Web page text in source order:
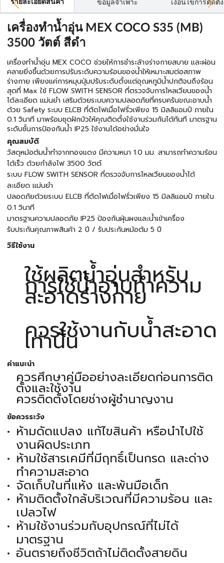
รายละเอียดสินค้า ข้อมูลจำเพาะ เงื่อนไขการติดตั้ง
เครื่องทำน้ำอุ่น MEX COCO S35 (MB)
3500 วัตต์ สีดำ
เครื่องทำน้ำอุ่น MEX COCO ช่วยให้การชำระล้างร่างกายสบาย และผ่อน
คลายยิ่งขึ้นด้วยการปรับระดับความร้อนของน้ำให้เหมาะสมต่อสภาพ
ร่างกาย เพียงแค่การหมุนปุ่มปรับระดับตั้งแต่อุณหภูมิน้ำปกติจนถึงร้อน
สุดที่ Max ใช้ FLOW SWITH SENSOR ที่ตรวจจับการไหลเวียนของน้ำ
ได้ละเอียด แม่นยำ เสริมด้วยระบบความปลอดภัยที่ครบครันขณะอาบน้ำ
ด้วย Safety ระบบ ELCB ที่ตัดไฟเมื่อไฟรั่วเพียง 15 มิลลิแอมป์ ภายใน
0.1 วินาที มาพร้อมชุดฝักบัวให้คุณติดตั้งใช้งานร่วมกันได้ทันที มาตรฐาน
ระดับชั้นการป้องกันน้ำ IP25 ใช้งานได้อย่างมั่นใจ
คุณสมบัติ
วัสดุหม้อต้มน้ำทำจากทองแดง มีความหนา 1.0 มม. สามารถทำความร้อน
ได้เร็ว ด้วยกำลังไฟ 3500 วัตต์
ระบบ FLOW SWITH SENSOR ที่ตรวจจับการไหลเวียนของน้ำได้
ละเอียด แม่นยำ
ปลอดภัยด้วยระบบ ELCB ที่ตัดไฟเมื่อไฟรั่วเพียง 15 มิลลิแอมป์ ภายใน
0.1 วินาที
มาตรฐานความปลอดภัย IP25 ป้องกันฝุ่นผงและน้ำเข้าเครื่อง
รับประกันคุณภาพสินค้า 2 ปี / รับประกันหม้อต้ม 5 ปี
วิธีใช้งาน
ใช้ผลิตน้ำอุ่นสำหรับ
การใช้น้ำอาบทำความ
สะอาดร่างกาย
ควรใช้งานกับน้ำสะอาด
เท่านั้น
คำแนะนำ
ควรศึกษาคู่มืออย่างละเอียดก่อนการติด
ตั้งและใช้งาน
ควรติดตั้งโดยช่างผู้ชำนาญงาน
ข้อควรระวัง
ห้ามดัดแปลง แก้ไขสินค้า หรือนำไปใช้
งานผิดประเภท
ห้ามใช้สารเคมีที่มีฤทธิ์เป็นกรด และด่าง
ทำความสะอาด
จัดเก็บในที่แห้ง และพ้นมือเด็ก
ห้ามติดตั้งใกล้บริเวณที่มีความร้อน และ
เปลวไฟ
ห้ามใช้งานร่วมกับอุปกรณ์ที่ไม่ได้
มาตรฐาน
อันตรายถึงชีวิตถ้าไม่ติดตั้งสายดิน